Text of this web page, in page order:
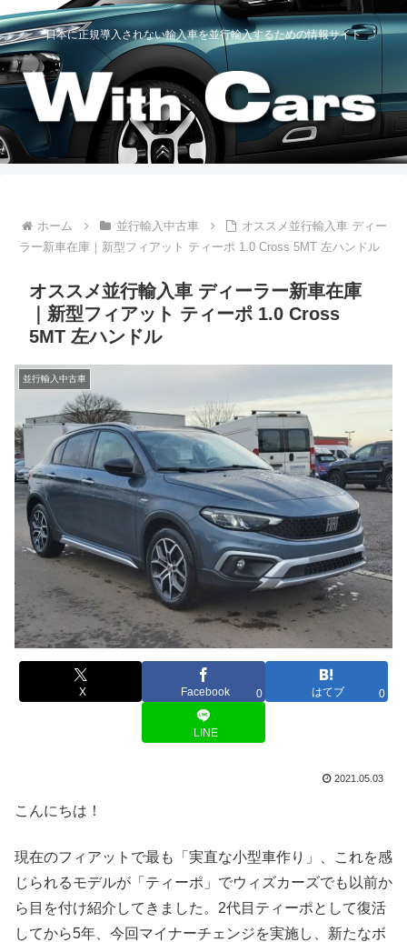
日本に正規導入されない輸入車を並行輸入するための情報サイト
ホーム 並行輸入中古車
オススメ並行輸入車 ディー
ラー新車在庫｜新型フィアット ティーポ 1.0 Cross 5MT 左ハンドル
オススメ並行輸入車 ディーラー新車在庫
｜新型フィアット ティーポ 1.0 Cross
5MT 左ハンドル
並行輸入中古車
X Facebook 0 はてブ 0
LINE
2021.05.03
こんにちは！
現在のフィアットで最も「実直な小型車作り」、これを感
じられるモデルが「ティーポ」でウィズカーズでも以前か
ら目を付け紹介してきました。2代目ティーポとして復活
してから5年、今回マイナーチェンジを実施し、新たなボ